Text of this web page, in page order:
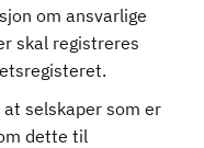
om ansvarlige
skal registreres
selskaper som er
dette til